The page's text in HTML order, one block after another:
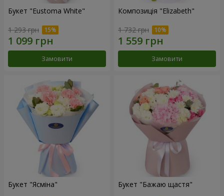
Букет "Eustoma White"
1 293 грн
Замовити
Композиція "Elizabeth"
1 732 грн
Замовити
Букет "Ясміна" Букет "Бажаю щастя"